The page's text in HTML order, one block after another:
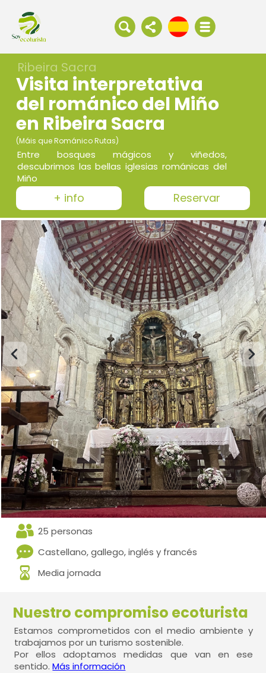
Ribeira Sacra
Visita interpretativa
del románico del Miño
en Ribeira Sacra
(Máis que Románico Rutas)
Entre bosques mágicos y viñedos,
descubrimos las bellas iglesias románicas del
Miño
+ info Reservar
25 personas
Castellano, gallego, inglés y francés
Media jornada
Nuestro compromiso ecoturista
Estamos comprometidos con el medio ambiente y
trabajamos por un turismo sostenible.
Por ellos adoptamos medidas que van en ese
sentido.Más información